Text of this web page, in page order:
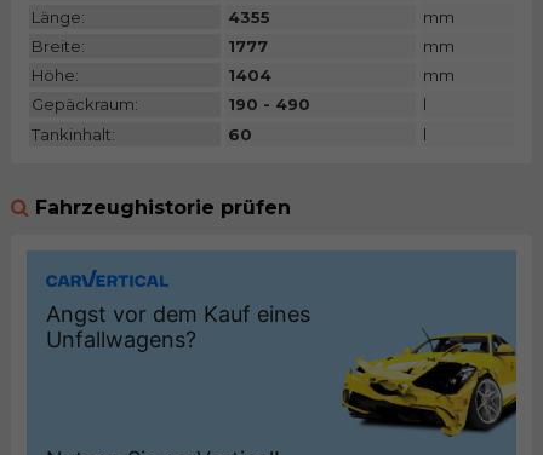
Länge:
4355
mm
Breite:
1777
mm
Höhe:
1404
mm
Gepäckraum:
190 - 490
l
Tankinhalt:
60 l
Fahrzeughistorie prüfen